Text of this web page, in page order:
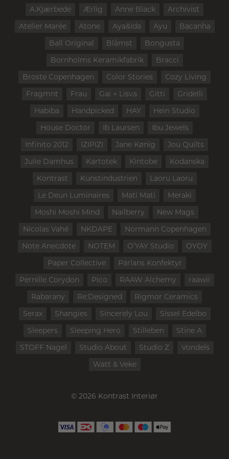
A.Kjærbede Ærlig Anne Black
Archivist
Atelier Marée
Atone Aya&Ida Ayu
Bacanha
Ball Original
Blåmst
Bongusta
Bornholms Keramikfabrik
Bracci
Broste Copenhagen
Color Stories
Cozy Living
Fragmnt
Frau Gai + Lisva Gitti
Gridelli
Habiba
Handpicked HAY
Hein Studio
House Doctor
Ib Laursen
Ibu Jewels
Infinito 2012
IZIPIZI Jane Kønig
Jou Quilts
Julie Damhus
Kartotek Kintobe
Kodanska
Kontrast
Kunstindustrien
Laoru Laoru
Le Deun Luminaires
Mati Mati
Meraki
Moshi Moshi Mind
Nailberry
New Mags
Nicolas Vahé
NKDAPE
Normann Copenhagen
Note Anecdote
NOTEM O’YAY Studio
OYOY
Paper Collective
Pärlans Konfektyr
Pernille Corydon
Pico RAAW Alchemy
raawii
Rabarany
Re:Designed
Rigmor Ceramics
Serax
Shangies Sincerely Lou
Sissel Edelbo
Sleepers
Sleeping Hero Stilleben
Stine A
STOFF Nagel
Studio About Studio Z
Vondels
Watt & Veke
© 2026 Kontrast Interiør